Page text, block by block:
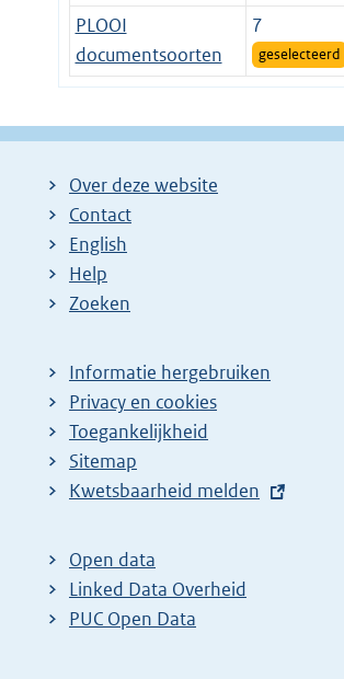
PLOOI
documentsoorten
7
geselecteerd
Over deze website
Contact
English
Help
Zoeken
Informatie hergebruiken
Privacy en cookies
Toegankelijkheid
Sitemap
E
t
e
r
Kwetsbaarheid melden
Open data
Linked Data Overheid
PUC Open Data